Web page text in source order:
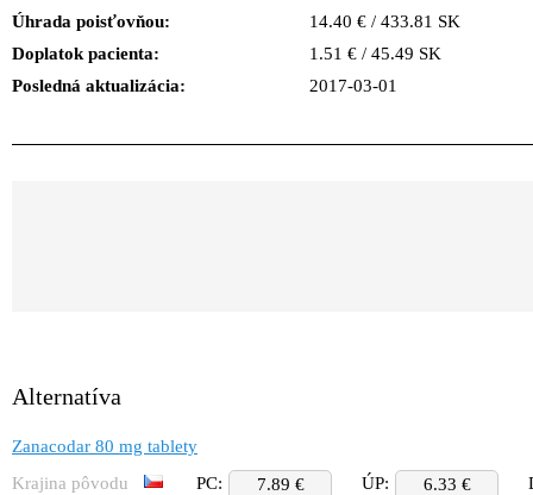
Úhrada poisťovňou:
14.40 € / 433.81 SK
Doplatok pacienta:
1.51 € / 45.49 SK
Posledná aktualizácia:
2017-03-01
Alternatíva
Zanacodar 80 mg tablety
Krajina pôvodu
PC: 7.89 € ÚP: 6.33 €